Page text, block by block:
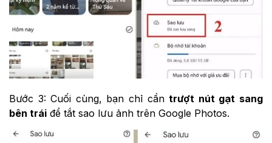
Bước 3: Cuối cùng, bạn chỉ cầntrượt nút gạt sang
bên trái để tắt sao lưu ảnh trên Google Photos.